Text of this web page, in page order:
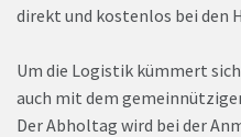
direkt und kostenlos bei den
Um die Logistik kümmert
auch mit dem
Der Abholtag wird bei der